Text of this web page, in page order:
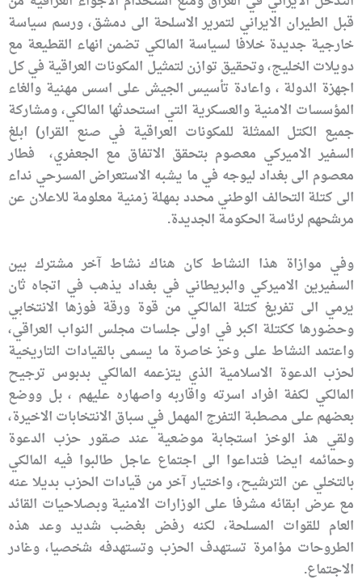
قبل الطيران الايراني لتمرير الاسلحة الى دمشق، ورسم سياسة
خارجية جديدة خلافا لسياسة المالكي تضمن انهاء القطيعة مع
دويلات الخليج، وتحقيق توازن لتمثيل المكونات العراقية في كل
اجهزة الدولة ، واعادة تأسيس الجيش على اسس مهنية والغاء
المؤسسات الامنية والعسكرية التي استحدثها المالكي، ومشاركة
جميع الكتل الممثلة للمكونات العراقية في صنع القرار) ابلغ
السفير الاميركي معصوم بتحقق الاتفاق مع الجعفري، فطار
معصوم الى بغداد ليوجه في ما يشبه الاستعراض المسرحي نداء
الى كتلة التحالف الوطني محدد بمهلة زمنية معلومة للاعلان عن
مرشحهم لرئاسة الحكومة الجديدة.
وفي موازاة هذا النشاط كان هناك نشاط آخر مشترك بين
السفيرين الاميركي والبريطاني في بغداد يذهب في اتجاه ثان
يرمي الى تفريغ كتلة المالكي من قوة ورقة فوزها الانتخابي
وحضورها ككتلة اكبر في اولى جلسات مجلس النواب العراقي،
واعتمد النشاط على وخز خاصرة ما يسمى بالقيادات التاريخية
لحزب الدعوة الاسلامية الذي يتزعمه المالكي بدبوس ترجيح
المالكي لكفة افراد اسرته واقاربه واصهاره عليهم ، بل ووضع
بعضهم على مصطبة التفرج المهمل في سباق الانتخابات الاخيرة،
ولقي هذ الوخز استجابة موضعية عند صقور حزب الدعوة
وحمائمه ايضا فتداعوا الى اجتماع عاجل طالبوا فيه المالكي
بالتخلي عن الترشيح، واختيار آخر من قيادات الحزب بديلا عنه
مع عرض ابقائه مشرفا على الوزارات الامنية وبصلاحيات القائد
العام للقوات المسلحة، لكنه رفض بغضب شديد وعد هذه
الطروحات مؤامرة تستهدف الحزب وتستهدفه شخصيا، وغادر
الاجتماع.